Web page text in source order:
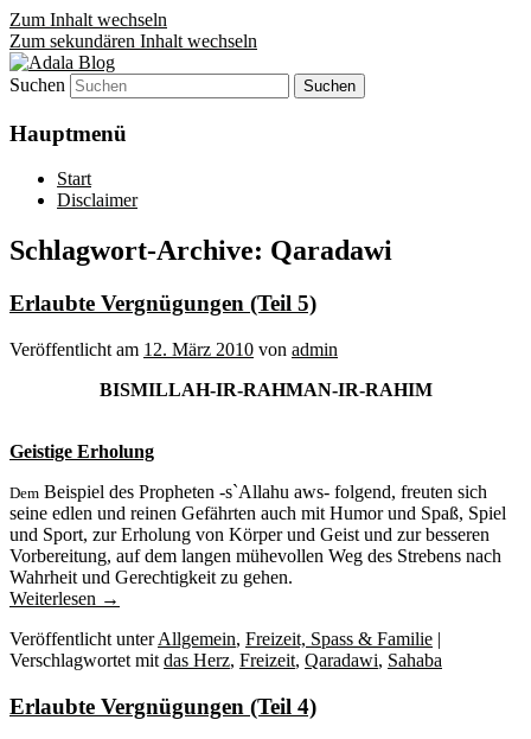
Zum Inhalt wechseln
Zum sekundären Inhalt wechseln
Adala Blog
Denn die Gerechtigkeit ist die Grundlage
von allem!
Suchen
Hauptmenü
Start
Disclaimer
Schlagwort-Archive: Qaradawi
Erlaubte Vergnügungen (Teil 5)
Veröffentlicht am 12. März 2010 von admin
BISMILLAH-IR-RAHMAN-IR-RAHIM
Geistige Erholung
Dem Beispiel des Propheten -s`Allahu aws- folgend, freuten sich
seine edlen und reinen Gefährten auch mit Humor und Spaß, Spiel
und Sport, zur Erholung von Körper und Geist und zur besseren
Vorbereitung, auf dem langen mühevollen Weg des Strebens nach
Wahrheit und Gerechtigkeit zu gehen.
Weiterlesen →
Veröffentlicht unter Allgemein, Freizeit, Spass & Familie |
Verschlagwortet mit das Herz, Freizeit, Qaradawi, Sahaba
Erlaubte Vergnügungen (Teil 4)